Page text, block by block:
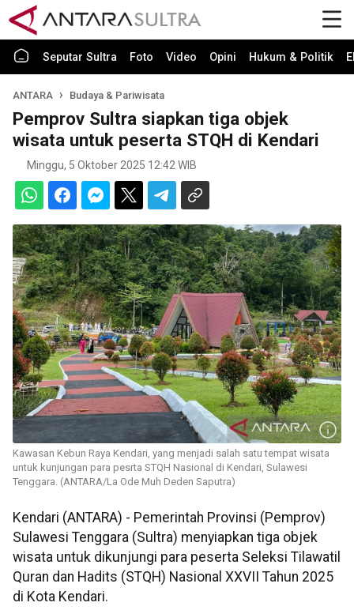
Seputar Sultra Foto Video Opini Hukum & Politik
ANTARA Budaya & Pariwisata
Pemprov Sultra siapkan tiga objek
wisata untuk peserta STQH di Kendari
Minggu, 5 Oktober 2025 12:42 WIB
Kawasan Kebun Raya Kendari, yang menjadi salah satu tempat wisata
untuk kunjungan para pesrta STQH Nasional di Kendari, Sulawesi
Tenggara. (ANTARA/La Ode Muh Deden Saputra)
Kendari (ANTARA) - Pemerintah Provinsi (Pemprov)
Sulawesi Tenggara (Sultra) menyiapkan tiga objek
wisata untuk dikunjungi para peserta Seleksi Tilawatil
Quran dan Hadits (STQH) Nasional XXVII Tahun 2025
di Kota Kendari.